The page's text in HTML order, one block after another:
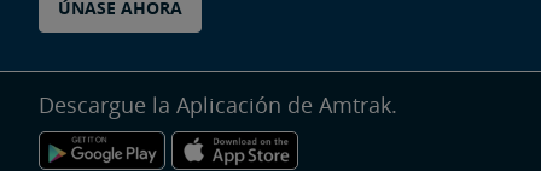
ÚNASE AHORA
Descargue la Aplicación de Amtrak.